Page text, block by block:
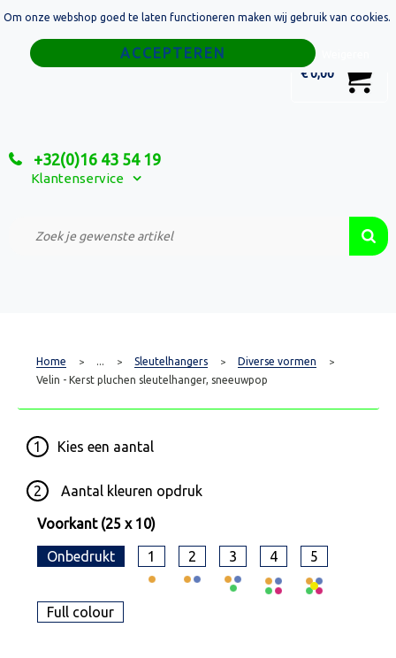
€ 0,00
+32(0)16 43 54 19
Klantenservice
Home
Relatiegeschenken
Custom Made Projecten
Home > ... > Sleutelhangers > Diverse vormen >
Velin - Kerst pluchen sleutelhanger, sneeuwpop
1 Kies een aantal
2 Aantal kleuren opdruk
Voorkant (25 x 10)
Onbedrukt 1 2 3 4 5
Full colour
Om onze webshop goed te laten functioneren maken wij gebruik van cookies.